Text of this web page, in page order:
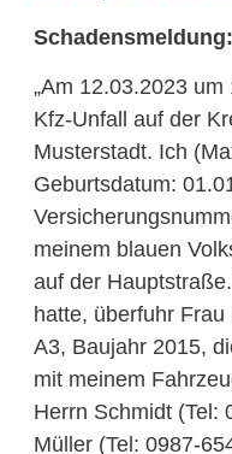
Schadensmeldung:
„Am 12.03.2023
Kfz-Unfall auf der
Musterstadt. Ich
Geburtsdatum:
meinem blauen
auf der
hatte, überfuhr
A3, Baujahr 2015,
mit meinem
Herrn Schmidt (Tel:
Müller (Tel: 0987-